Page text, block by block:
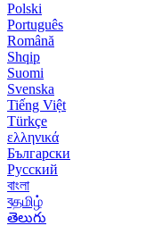
Polski
Português
Română
Shqip
Suomi
Svenska
Tiếng Việt
Türkçe
ελληνικά
Български
Русский
বাংলা
বதமிழ்
తెలుగు